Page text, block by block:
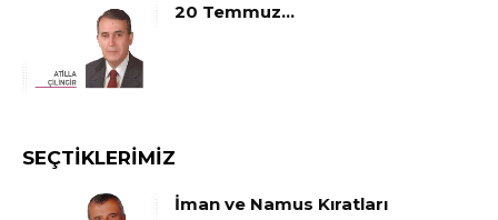
20 Temmuz…
SEÇTIKLERIMIZ
İman ve Namus Kıratları